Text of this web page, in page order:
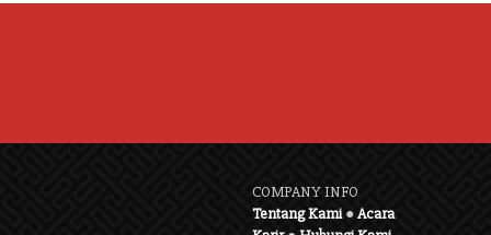
COMPANY INFO
Tentang Kami●Acara